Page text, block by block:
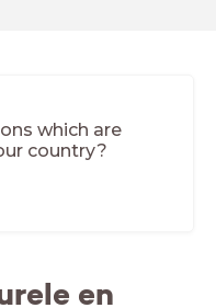
which are
country?
en